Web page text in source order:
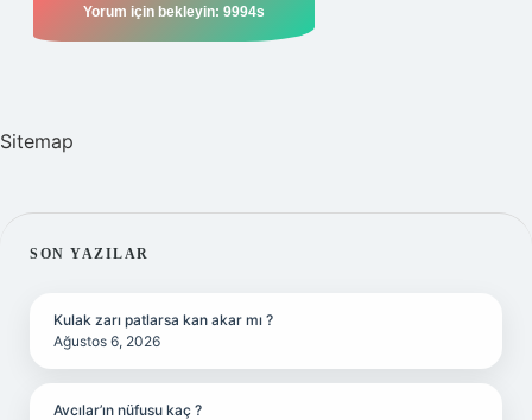
Sitemap
SIDEBAR
SON YAZILAR
Kulak zarı patlarsa kan akar mı ?
Ağustos 6, 2026
Avcılar’ın nüfusu kaç ?